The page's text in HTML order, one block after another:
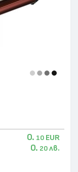
0. 10 EUR
0. 20 лв.